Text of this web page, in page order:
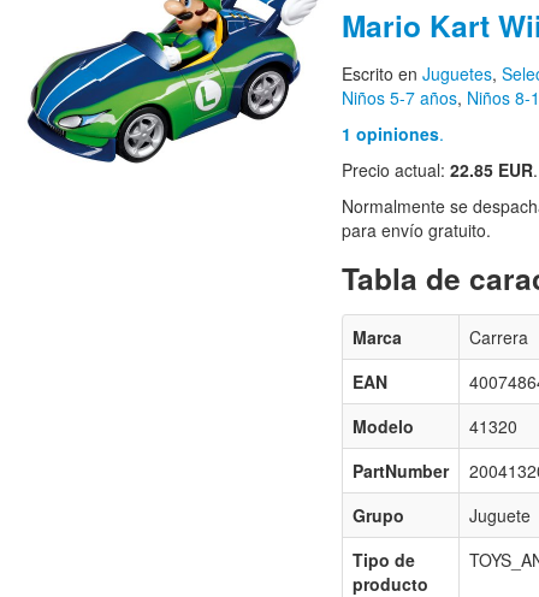
Mario Kart
Escrito en Juguetes,
Niños 5-7 años, Niños 8-
1 opiniones.
Precio actual: 22.85 EUR.
Normalmente se
para envío gratuito.
Tabla de
Marca
Carrera
EAN
Modelo
41320
PartNumber
Grupo
Juguete
Tipo de
producto